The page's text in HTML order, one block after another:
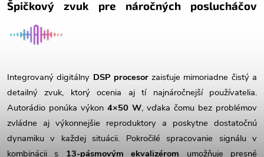
Špičkový zvuk pre náročných poslucháčov
Integrovaný digitálny DSP procesorzaisťuje mimoriadne čistý a
detailný zvuk, ktorý ocenia aj tí najnáročnejší používatelia.
Autorádio ponúka výkon 4×50 W, vďaka čomu bez problémov
zvládne aj výkonnejšie reproduktory a poskytne dostatočnú
dynamiku v každej situácii. Pokročilé spracovanie signálu v
kombinácii s 13-pásmovým ekvalizérom umožňuje presné